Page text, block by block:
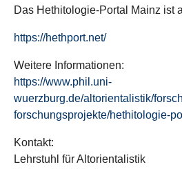
Das Hethitologie-Portal Mainz ist
https://hethport.net/
Weitere Informationen:
https://www.phil.uni-
wuerzburg.de/altorientalistik/
forschungsprojekte/hethitologie-
Kontakt:
Lehrstuhl für Altorientalistik